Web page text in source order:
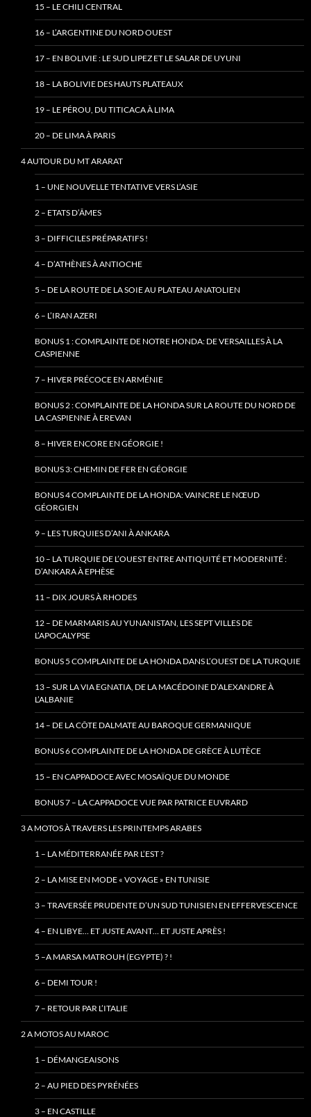
15 – LE CHILI CENTRAL
16 – L’ARGENTINE DU NORD OUEST
17 – EN BOLIVIE : LE SUD LIPEZ ET LE SALAR DE UYUNI
18 – LA BOLIVIE DES HAUTS PLATEAUX
19 – LE PÉROU, DU TITICACA À LIMA
20 – DE LIMA À PARIS
4 AUTOUR DU MT ARARAT
1 – UNE NOUVELLE TENTATIVE VERS L’ASIE
2 – ETATS D’ÂMES
3 – DIFFICILES PRÉPARATIFS !
4 – D’ATHÈNES À ANTIOCHE
5 – DE LA ROUTE DE LA SOIE AU PLATEAU ANATOLIEN
6 – L’IRAN AZERI
BONUS 1 : COMPLAINTE DE NOTRE HONDA: DE VERSAILLES À LA
CASPIENNE
7 – HIVER PRÉCOCE EN ARMÉNIE
BONUS 2 : COMPLAINTE DE LA HONDA SUR LA ROUTE DU NORD DE
LA CASPIENNE À EREVAN
8 – HIVER ENCORE EN GÉORGIE !
BONUS 3: CHEMIN DE FER EN GÉORGIE
BONUS 4 COMPLAINTE DE LA HONDA: VAINCRE LE NŒUD
GÉORGIEN
9 – LES TURQUIES D’ANI À ANKARA
10 – LA TURQUIE DE L’OUEST ENTRE ANTIQUITÉ ET MODERNITÉ :
D’ANKARA À EPHÈSE
11 – DIX JOURS À RHODES
12 – DE MARMARIS AU YUNANISTAN, LES SEPT VILLES DE
L’APOCALYPSE
BONUS 5 COMPLAINTE DE LA HONDA DANS L’OUEST DE LA TURQUIE
13 – SUR LA VIA EGNATIA, DE LA MACÉDOINE D’ALEXANDRE À
L’ALBANIE
14 – DE LA CÔTE DALMATE AU BAROQUE GERMANIQUE
BONUS 6 COMPLAINTE DE LA HONDA DE GRÈCE À LUTÈCE
15 – EN CAPPADOCE AVEC MOSAÏQUE DU MONDE
BONUS 7 – LA CAPPADOCE VUE PAR PATRICE EUVRARD
3 A MOTOS À TRAVERS LES PRINTEMPS ARABES
1 – LA MÉDITERRANÉE PAR L’EST ?
2 – LA MISE EN MODE « VOYAGE » EN TUNISIE
3 – TRAVERSÉE PRUDENTE D’UN SUD TUNISIEN EN EFFERVESCENCE
4 – EN LIBYE… ET JUSTE AVANT… ET JUSTE APRÈS !
5 –A MARSA MATROUH (EGYPTE) ? !
6 – DEMI TOUR !
7 – RETOUR PAR L’ITALIE
2 A MOTOS AU MAROC
1 – DÉMANGEAISONS
2 – AU PIED DES PYRÉNÉES
3 – EN CASTILLE